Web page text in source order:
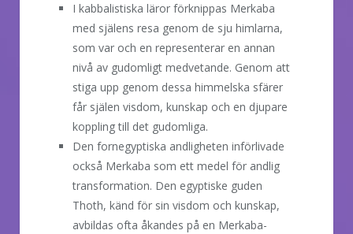
I kabbalistiska läror förknippas Merkaba
med själens resa genom de sju himlarna,
som var och en representerar en annan
nivå av gudomligt medvetande. Genom att
stiga upp genom dessa himmelska sfärer
får själen visdom, kunskap och en djupare
koppling till det gudomliga.
Den fornegyptiska andligheten införlivade
också Merkaba som ett medel för andlig
transformation. Den egyptiske guden
Thoth, känd för sin visdom och kunskap,
avbildas ofta åkandes på en Merkaba-